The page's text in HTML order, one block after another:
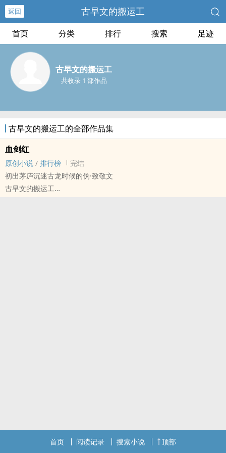
返回 古早文的搬运工
首页 分类 排行 搜索 足迹
古早文的搬运工
共收录 1 部作品
古早文的搬运工的全部作品集
血剑红
原创小说 / 排行榜
完结
初出茅庐沉迷古龙时候的伪·致敬文
古早文的搬运工
首页 阅读记录 搜索小说 顶部